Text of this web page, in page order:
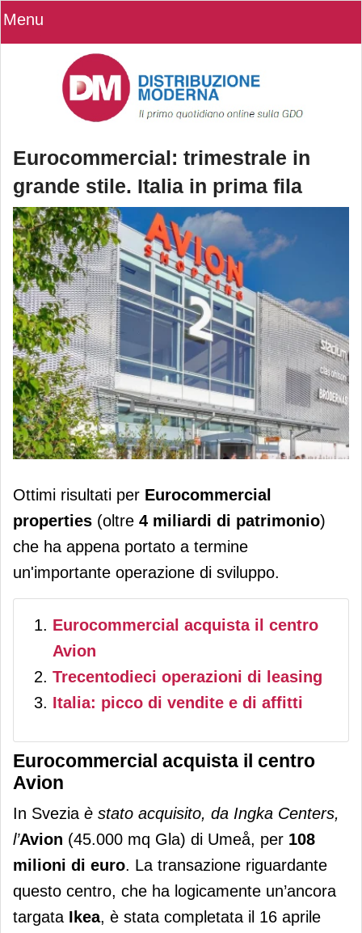
Menu
Eurocommercial: trimestrale in
grande stile. Italia in prima fila
Eurocommercial: trimestrale in
grande stile. Italia in prima fila
Ottimi risultati per Eurocommercial
properties (oltre 4 miliardi di patrimonio)
che ha appena portato a termine
un'importante operazione di sviluppo.
Eurocommercial acquista il centro
Avion
Trecentodieci operazioni di leasing
Italia: picco di vendite e di affitti
Eurocommercial acquista il centro
Avion
In Svezia è stato acquisito, da Ingka Centers,
l’Avion (45.000 mq Gla) di Umeå, per 108
milioni di euro. La transazione riguardante
questo centro, che ha logicamente un’ancora
targata Ikea, è stata completata il 16 aprile